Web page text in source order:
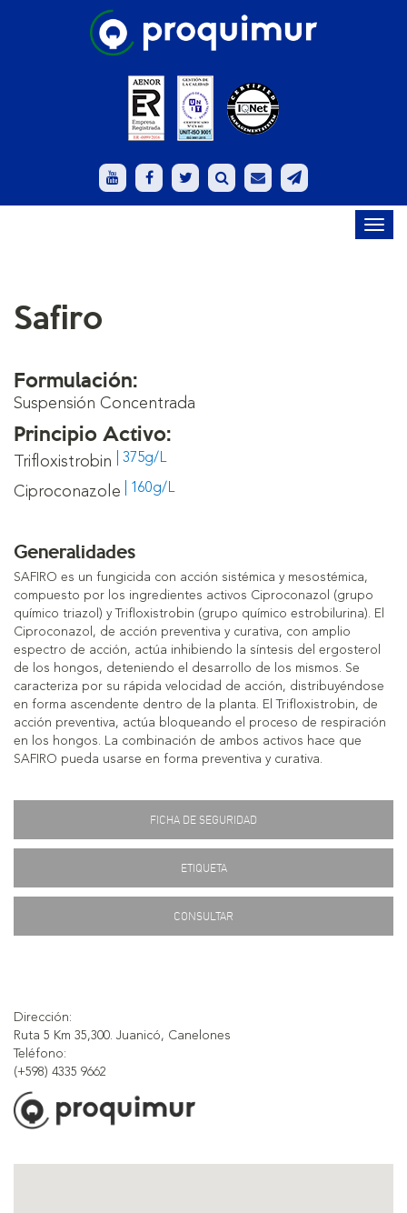
Safiro
Formulación:
Suspensión Concentrada
Principio Activo:
Trifloxistrobin | 375g/L
Ciproconazole | 160g/L
Generalidades
SAFIRO es un fungicida con acción sistémica y mesostémica,
compuesto por los ingredientes activos Ciproconazol (grupo
químico triazol) y Trifloxistrobin (grupo químico estrobilurina). El
Ciproconazol, de acción preventiva y curativa, con amplio
espectro de acción, actúa inhibiendo la síntesis del ergosterol
de los hongos, deteniendo el desarrollo de los mismos. Se
caracteriza por su rápida velocidad de acción, distribuyéndose
en forma ascendente dentro de la planta. El Trifloxistrobin, de
acción preventiva, actúa bloqueando el proceso de respiración
en los hongos. La combinación de ambos activos hace que
SAFIRO pueda usarse en forma preventiva y curativa.
FICHA DE SEGURIDAD
ETIQUETA
CONSULTAR
Dirección:
Ruta 5 Km 35,300. Juanicó, Canelones
Teléfono:
(+598) 4335 9662